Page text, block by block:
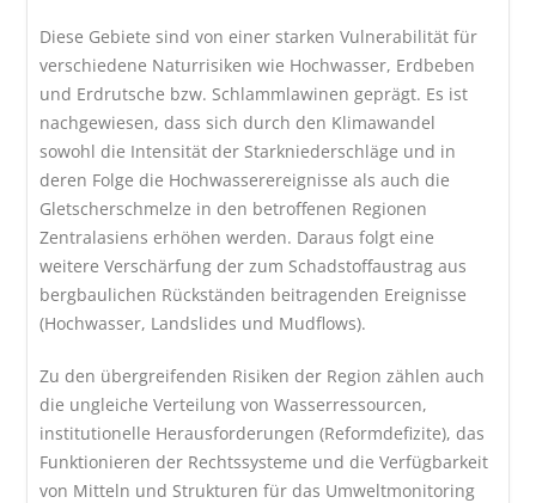
Diese Gebiete sind von einer starken Vulnerabilität für
verschiedene Naturrisiken wie Hochwasser, Erdbeben
und Erdrutsche bzw. Schlammlawinen geprägt. Es ist
nachgewiesen, dass sich durch den Klimawandel
sowohl die Intensität der Starkniederschläge und in
deren Folge die Hochwasserereignisse als auch die
Gletscherschmelze in den betroffenen Regionen
Zentralasiens erhöhen werden. Daraus folgt eine
weitere Verschärfung der zum Schadstoffaustrag aus
bergbaulichen Rückständen beitragenden Ereignisse
(Hochwasser, Landslides und Mudflows).
Zu den übergreifenden Risiken der Region zählen auch
die ungleiche Verteilung von Wasserressourcen,
institutionelle Herausforderungen (Reformdefizite), das
Funktionieren der Rechtssysteme und die Verfügbarkeit
von Mitteln und Strukturen für das Umweltmonitoring